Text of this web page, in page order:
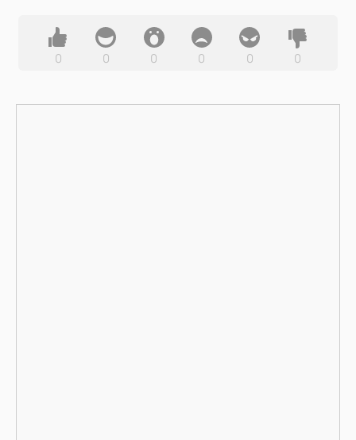
0 0 0 0 0 0